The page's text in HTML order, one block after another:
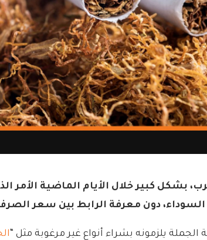
بشكل كبير خلال الأيام الماضية الأمر
دون معرفة الرابط بين سعر
يلزمونه بشراء أنواع غير مرغوبة مثل “